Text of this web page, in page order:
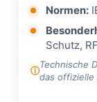
Normen:
Schutz,
Technische
das offizielle